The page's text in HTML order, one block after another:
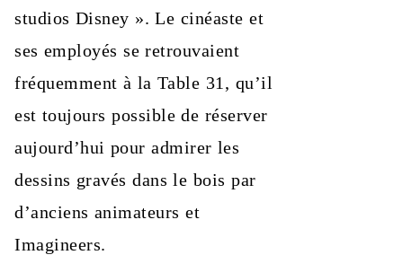
studios Disney ». Le cinéaste et
ses employés se retrouvaient
fréquemment à la Table 31, qu’il
est toujours possible de réserver
aujourd’hui pour admirer les
dessins gravés dans le bois par
d’anciens animateurs et
Imagineers.